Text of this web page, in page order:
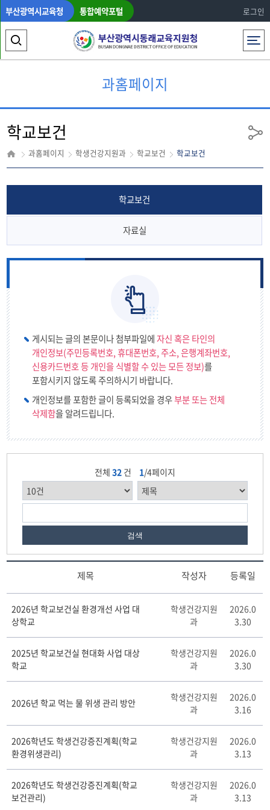
부산광역시교육청 통합예약포털 로그인
전체메뉴
색
역
열
기
과홈페이지
학교보건
과홈페이지 학생건강지원과 학교보건 학교보건
공
학교보건
자료실
게시되는 글의 본문이나 첨부파일에자신 혹은 타인의
개인정보(주민등록번호, 휴대폰번호, 주소, 은행계좌번호,
신용카드번호 등 개인을 식별할 수 있는 모든 정보)를
포함시키지 않도록 주의하시기 바랍니다.
개인정보를 포함한 글이 등록되었을 경우부분 또는 전체
삭제함을 알려드립니다.
전체 32 건 1/4페이지
검색
교
보
건
게
시
스
테
이
블
제목 작성자 등록일
2026년 학교보건실 환경개선 사업 대
상학교
학생건강지원
과
2026.0
3.30
2025년 학교보건실 현대화 사업 대상
학교
학생건강지원
과
2026.0
3.30
2026년 학교 먹는 물 위생 관리 방안
학생건강지원
과
2026.0
3.16
2026학년도 학생건강증진계획(학교
환경위생관리)
학생건강지원
과
2026.0
3.13
2026학년도 학생건강증진계획(학교
보건관리)
학생건강지원
과
2026.0
3.13